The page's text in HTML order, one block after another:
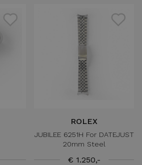
ROLEX
JUBILEE 6251H For DATEJUST
20mm Steel
€ 1.250,-